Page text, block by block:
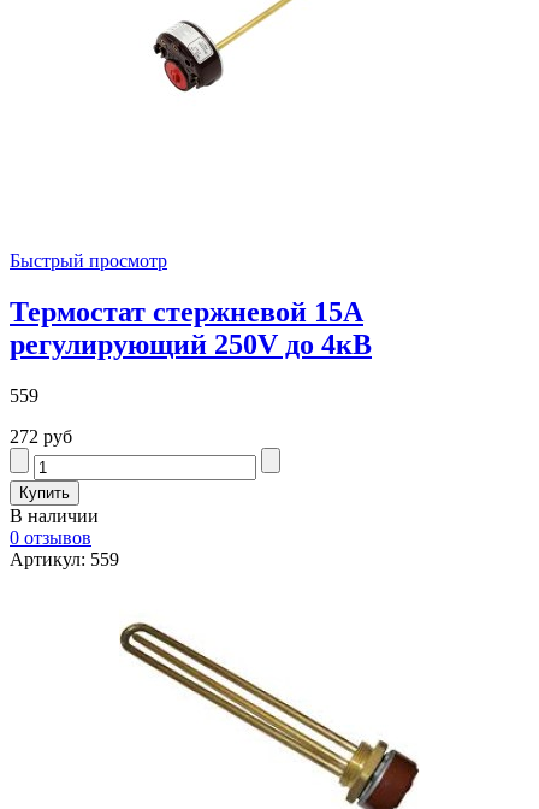
Быстрый просмотр
Термостат стержневой 15А
регулирующий 250V до 4кВ
559
272 руб
В наличии
0 отзывов
Артикул: 559